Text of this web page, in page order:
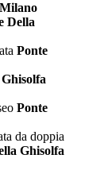
Della
Ponte
Ponte
da doppia
Ghisolfa